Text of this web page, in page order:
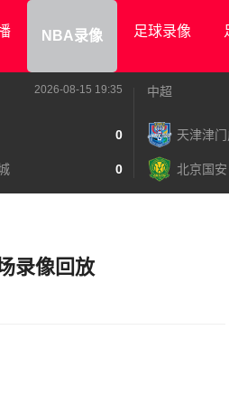
NBA录像 足球录像
2026-08-15 19:35
0
0
中超
天津津
北京国安
录像回放